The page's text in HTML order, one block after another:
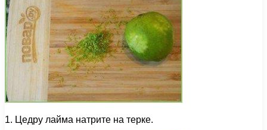
1. Цедру лайма натрите на терке.